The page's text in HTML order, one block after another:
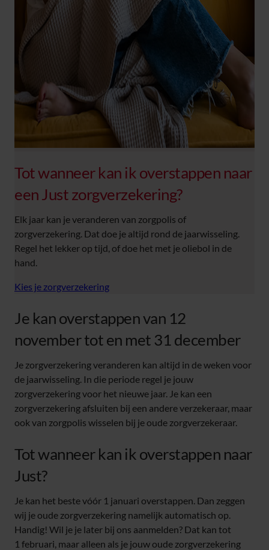
Tot wanneer kan ik overstappen naar
een Just zorgverzekering?
Elk jaar kan je veranderen van zorgpolis of
zorgverzekering. Dat doe je altijd rond de jaarwisseling.
Regel het lekker op tijd, of doe het met je oliebol in de
hand.
Kies je zorgverzekering
Je kan overstappen van 12
november tot en met 31 december
Je zorgverzekering veranderen kan altijd in de weken voor
de jaarwisseling. In die periode regel je jouw
zorgverzekering voor het nieuwe jaar. Je kan een
zorgverzekering afsluiten bij een andere verzekeraar, maar
ook van zorgpolis wisselen bij je oude zorgverzekeraar.
Tot wanneer kan ik overstappen naar
Just?
Je kan het beste vóór 1 januari overstappen. Dan zeggen
wij je oude zorgverzekering namelijk automatisch op.
Handig! Wil je je later bij ons aanmelden? Dat kan tot
1 februari, maar alleen als je jouw oude zorgverzekering